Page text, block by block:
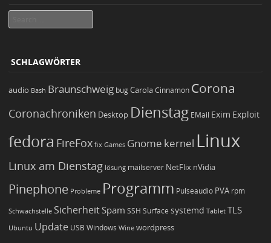
SCHLAGWÖRTER
audio Bash Braunschweig bugCarola Cinnamon Corona
Coronachroniken Desktop Dienstag EMail Exim Exploit
fedora FireFox fix Games Gnome kernel Linux
Linux am Dienstag lösung mailserver NetFlix nVidia
Pinephone Probleme Programm Pulseaudio PVA rpm
Schwachstelle Sicherheit Spam SSH Surface systemd Tablet TLS
Ubuntu Update USB Windows Wine wordpress